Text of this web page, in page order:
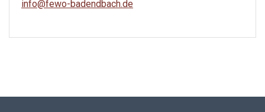
info@fewo-badendbach.de